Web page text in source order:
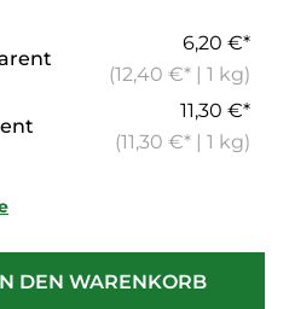
6,20 €*
(12,40 €* | 1 kg)
11,30 €*
(11,30 €* | 1 kg)
den
DEN WARENKORB